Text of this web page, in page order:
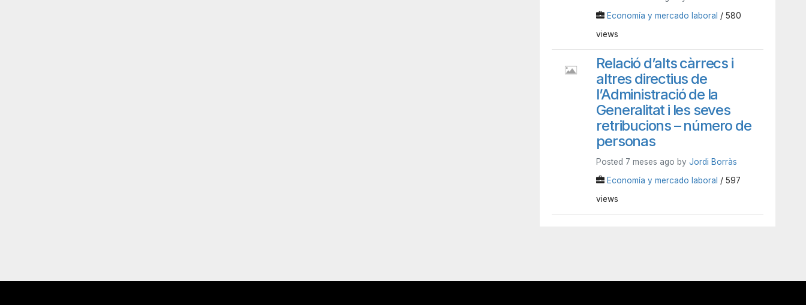
Economía y mercado laboral / 580
views
Relació d’alts càrrecs i
altres directius de
l’Administració de la
Generalitat i les seves
retribucions – número de
personas
Posted 7 meses ago byJordi Borràs
Economía y mercado laboral / 597
views